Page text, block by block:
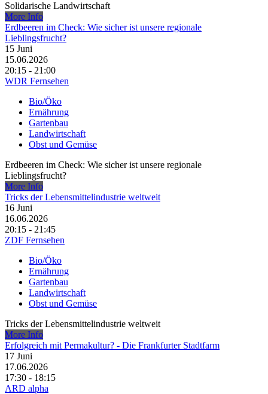
Solidarische Landwirtschaft
More Info
Erdbeeren im Check: Wie sicher ist unsere regionale
Lieblingsfrucht?
15 Juni
15.06.2026
20:15 - 21:00
WDR Fernsehen
Bio/Öko
Ernährung
Gartenbau
Landwirtschaft
Obst und Gemüse
Erdbeeren im Check: Wie sicher ist unsere regionale
Lieblingsfrucht?
More Info
Tricks der Lebensmittelindustrie weltweit
16 Juni
16.06.2026
20:15 - 21:45
ZDF Fernsehen
Bio/Öko
Ernährung
Gartenbau
Landwirtschaft
Obst und Gemüse
Tricks der Lebensmittelindustrie weltweit
More Info
Erfolgreich mit Permakultur? - Die Frankfurter Stadtfarm
17 Juni
17.06.2026
17:30 - 18:15
ARD alpha